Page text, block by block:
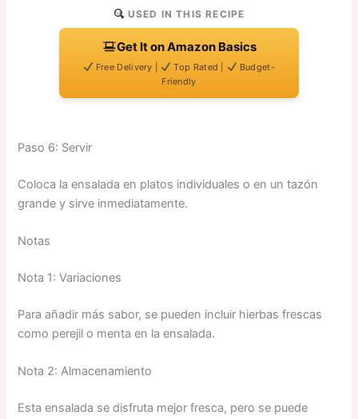
USED IN THIS RECIPE
Get It on Amazon Basics
Free Delivery | Top Rated |
Budget-
Friendly
Paso 6: Servir
Coloca la ensalada en platos individuales o en un tazón
grande y sirve inmediatamente.
Notas
Nota 1: Variaciones
Para añadir más sabor, se pueden incluir hierbas frescas
como perejil o menta en la ensalada.
Nota 2: Almacenamiento
Esta ensalada se disfruta mejor fresca, pero se puede